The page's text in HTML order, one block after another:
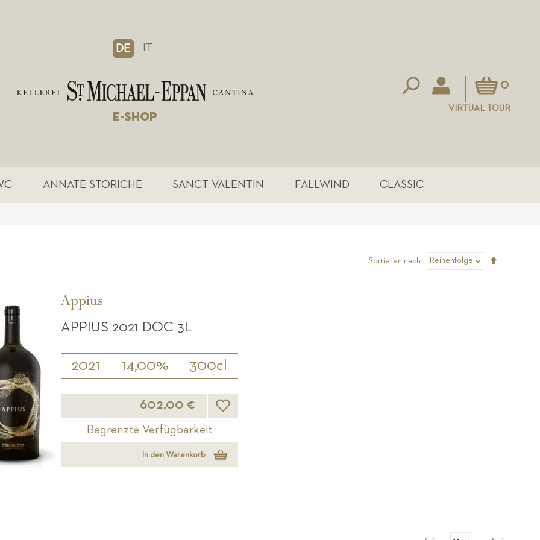
DE IT
E-SHOP
Mein Warenkorb
0
VIRTUAL TOUR
ANNATE STORICHE SANCT VALENTIN FALLWIND CLASSIC
Sortieren nach
Appius
APPIUS 2021 DOC 3L
2021 14,00% 300cl
602,00 € Wunschliste
Begrenzte Verfügbarkeit
In den Warenkorb